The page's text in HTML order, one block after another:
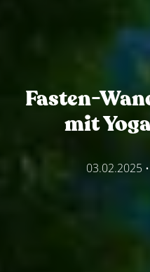
Fasten-
mit
03.02.2025